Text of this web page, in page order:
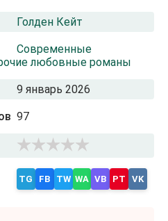
Голден Кейт
Современные
любовные романы
9 январь 2026
97
TG FB TW WA VB PT VK